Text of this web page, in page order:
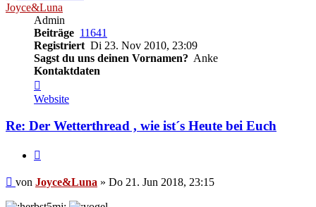
Joyce&Luna
Admin
Beiträge 11641
Registriert Di 23. Nov 2010, 23:09
Sagst du uns deinen Vornamen? Anke
Kontaktdaten
von
Joyce&Luna
Website
Re: Der Wetterthread , wie ist´s Heute bei Euch
Beitrag
von Joyce&Luna » Do 21. Jun 2018, 23:15